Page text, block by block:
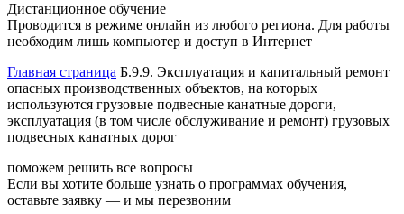
Дистанционное обучение
Проводится в режиме онлайн из любого региона. Для работы
необходим лишь компьютер и доступ в Интернет
Главная страница Б.9.9. Эксплуатация и капитальный ремонт
опасных производственных объектов, на которых
используются грузовые подвесные канатные дороги,
эксплуатация (в том числе обслуживание и ремонт) грузовых
подвесных канатных дорог
поможем решить все вопросы
Если вы хотите больше узнать о программах обучения,
оставьте заявку — и мы перезвоним